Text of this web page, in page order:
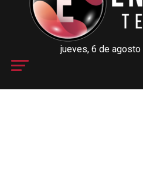
jueves, 6 de